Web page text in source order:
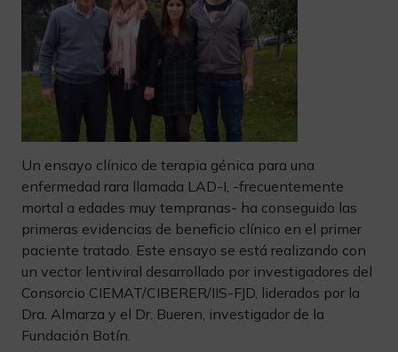
Un ensayo clínico de terapia génica para una
enfermedad rara llamada LAD-I, -frecuentemente
mortal a edades muy tempranas- ha conseguido las
primeras evidencias de beneficio clínico en el primer
paciente tratado. Este ensayo se está realizando con
un vector lentiviral desarrollado por investigadores del
Consorcio CIEMAT/CIBERER/IIS-FJD, liderados por la
Dra. Almarza y el Dr. Bueren, investigador de la
Fundación Botín.